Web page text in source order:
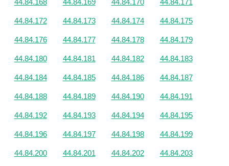
44.84.168 44.84.169 44.84.170 44.84.171
44.84.172 44.84.173 44.84.174 44.84.175
44.84.176 44.84.177 44.84.178 44.84.179
44.84.180 44.84.181 44.84.182 44.84.183
44.84.184 44.84.185 44.84.186 44.84.187
44.84.188 44.84.189 44.84.190 44.84.191
44.84.192 44.84.193 44.84.194 44.84.195
44.84.196 44.84.197 44.84.198 44.84.199
44.84.200 44.84.201 44.84.202 44.84.203